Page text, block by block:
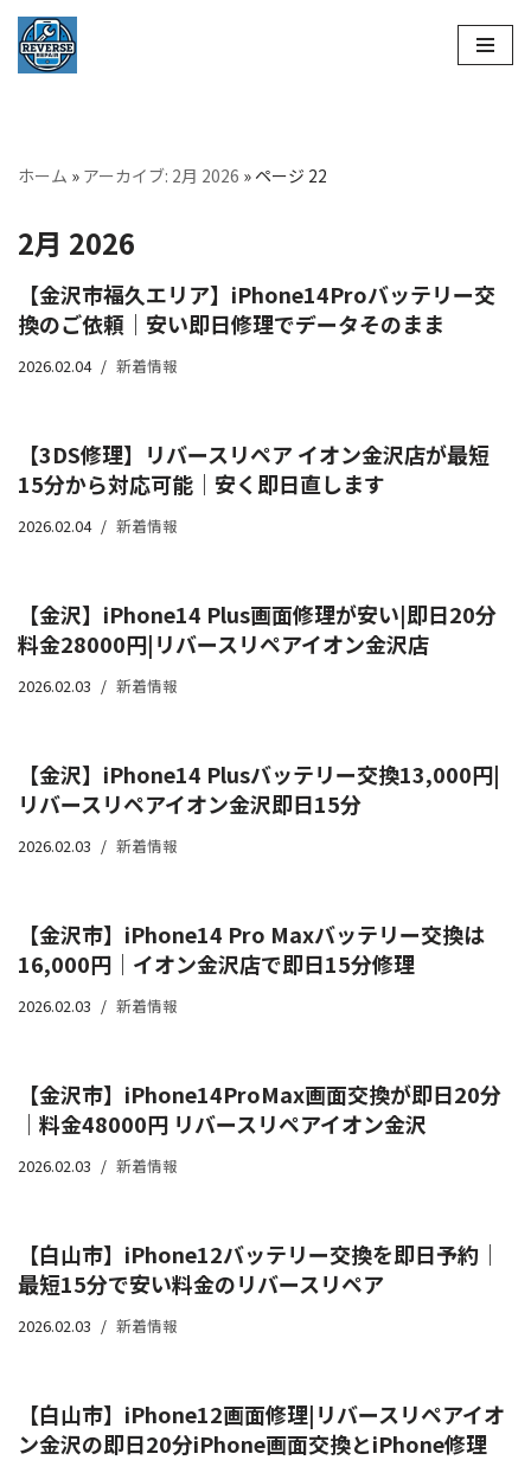
コ
ツ
ス
ッ
プ
ホーム » アーカイブ: 2月 2026 » ページ 22
2月 2026
【金沢市福久エリア】iPhone14Proバッテリー交
換のご依頼｜安い即日修理でデータそのまま
2026.02.04 新着情報
【3DS修理】リバースリペア イオン金沢店が最短
15分から対応可能｜安く即日直します
2026.02.04 新着情報
【金沢】iPhone14 Plus画面修理が安い|即日20分
料金28000円|リバースリペアイオン金沢店
2026.02.03 新着情報
【金沢】iPhone14 Plusバッテリー交換13,000円|
リバースリペアイオン金沢即日15分
2026.02.03 新着情報
【金沢市】iPhone14 Pro Maxバッテリー交換は
16,000円｜イオン金沢店で即日15分修理
2026.02.03 新着情報
【金沢市】iPhone14ProMax画面交換が即日20分
｜料金48000円 リバースリペアイオン金沢
2026.02.03 新着情報
【白山市】iPhone12バッテリー交換を即日予約｜
最短15分で安い料金のリバースリペア
2026.02.03 新着情報
【白山市】iPhone12画面修理|リバースリペアイオ
ン金沢の即日20分iPhone画面交換とiPhone修理